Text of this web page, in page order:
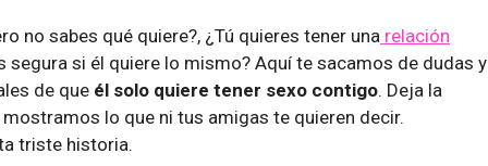
no sabes qué quiere?, ¿Tú quieres tener una relación
segura si él quiere lo mismo? Aquí te sacamos de dudas y
de que él solo quiere tener sexo contigo. Deja la
lo que ni tus amigas te quieren decir.
triste historia.